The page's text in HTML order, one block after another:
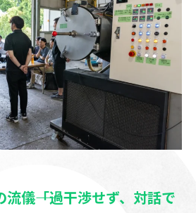
儀――「過干渉せず、対話で